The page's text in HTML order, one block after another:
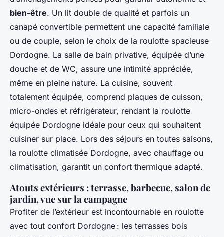
bien-être. Un lit double de qualité et parfois un
canapé convertible permettent une capacité familiale
ou de couple, selon le choix de la roulotte spacieuse
Dordogne. La salle de bain privative, équipée d’une
douche et de WC, assure une intimité appréciée,
même en pleine nature. La cuisine, souvent
totalement équipée, comprend plaques de cuisson,
micro-ondes et réfrigérateur, rendant la roulotte
équipée Dordogne idéale pour ceux qui souhaitent
cuisiner sur place. Lors des séjours en toutes saisons,
la roulotte climatisée Dordogne, avec chauffage ou
climatisation, garantit un confort thermique adapté.
Atouts extérieurs : terrasse, barbecue, salon de
jardin, vue sur la campagne
Profiter de l’extérieur est incontournable en roulotte
avec tout confort Dordogne : les terrasses bois